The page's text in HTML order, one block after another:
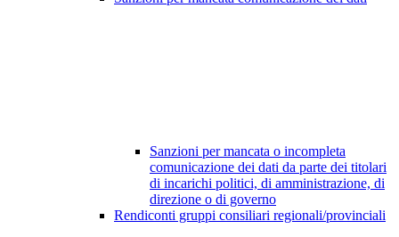
Sanzioni per mancata o incompleta
comunicazione dei dati da parte dei titolari
di incarichi politici, di amministrazione, di
direzione o di governo
Rendiconti gruppi consiliari regionali/provinciali